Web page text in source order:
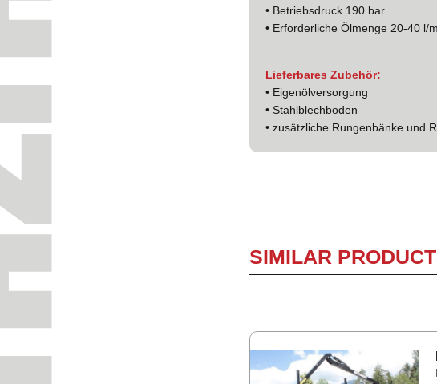
• Betriebsdruck 190 bar
• Erforderliche Ölmenge 20-40 l/
Lieferbares Zubehör:
• Eigenölversorgung
• Stahlblechboden
• zusätzliche Rungenbänke und
SIMILAR